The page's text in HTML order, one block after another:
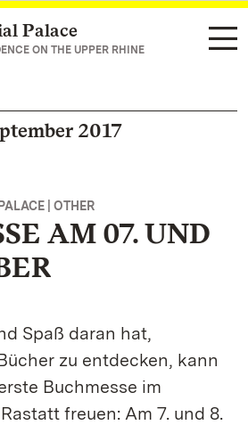
Palace
ON THE UPPER RHINE
2017
| OTHER
AM 07. UND
Spaß daran hat,
zu entdecken, kann
Buchmesse im
freuen: Am 7. und 8.